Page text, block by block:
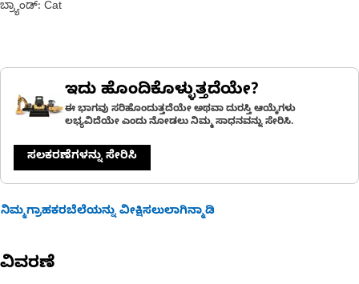
ಬ್ರ್ಯಾಂಡ್: Cat
ಇದು ಹೊಂದಿಕೊಳ್ಳುತ್ತದೆಯೇ?
ಈ ಭಾಗವು ಸರಿಹೊಂದುತ್ತದೆಯೇ ಅಥವಾ ದುರಸ್ತಿ ಆಯ್ಕೆಗಳು
ಲಭ್ಯವಿದೆಯೇ ಎಂದು ನೋಡಲು ನಿಮ್ಮ ಸಾಧನವನ್ನು ಸೇರಿಸಿ.
ಸಲಕರಣೆಗಳನ್ನು ಸೇರಿಸಿ
ನಿಮ್ಮಗ್ರಾಹಕರಬೆಲೆಯನ್ನು ವೀಕ್ಷಿಸಲುಲಾಗಿನ್ಮಾಡಿ
ವಿವರಣೆ